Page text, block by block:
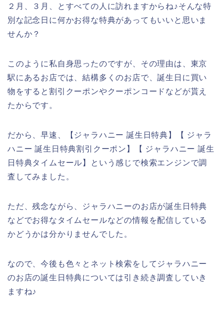
２月、３月、とすべての人に訪れますからね♪そんな特
別な記念日に何かお得な特典があってもいいと思いま
せんか？
このように私自身思ったのですが、その理由は、東京
駅にあるお店では、結構多くのお店で、誕生日に買い
物をすると割引クーポンやクーポンコードなどが貰え
たからです。
だから、早速、【ジャラハニー 誕生日特典】【 ジャラ
ハニー 誕生日特典割引クーポン】【 ジャラハニー 誕生
日特典タイムセール】という感じで検索エンジンで調
査してみました。
ただ、残念ながら、ジャラハニーのお店が誕生日特典
などでお得なタイムセールなどの情報を配信している
かどうかは分かりませんでした。
なので、今後も色々とネット検索をしてジャラハニー
のお店の誕生日特典については引き続き調査していき
ますね♪